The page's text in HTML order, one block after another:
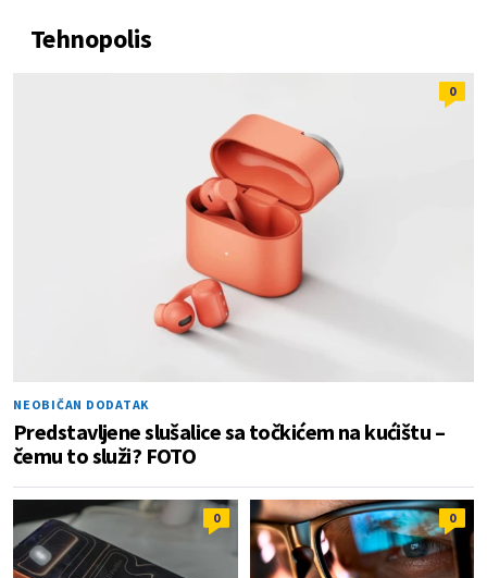
Tehnopolis
0
NEOBIČAN DODATAK
Predstavljene slušalice sa točkićem na kućištu –
čemu to služi? FOTO
0 0